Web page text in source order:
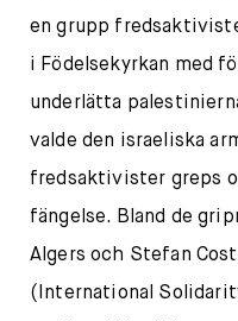
en grupp
i Födelsekyrkan med
underlätta
valde den israeliska
fredsaktivister greps
fängelse. Bland de
Algers och Stefan
(International